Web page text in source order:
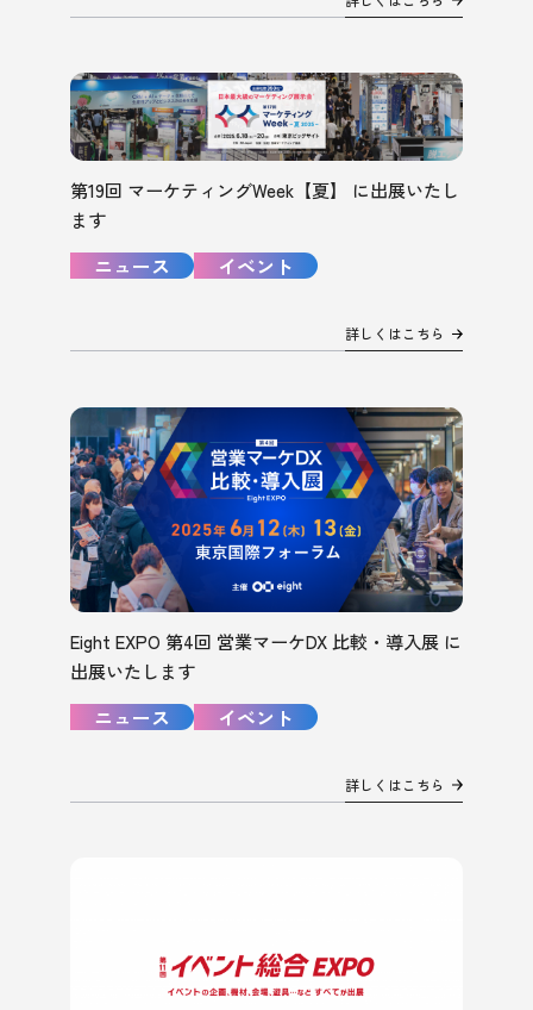
第19回 マーケティングWeek【夏】 に出展いたし
ます
ニュース イベント
詳しくはこちら
Eight EXPO 第4回 営業マーケDX 比較・導入展 に
出展いたします
ニュース イベント
詳しくはこちら